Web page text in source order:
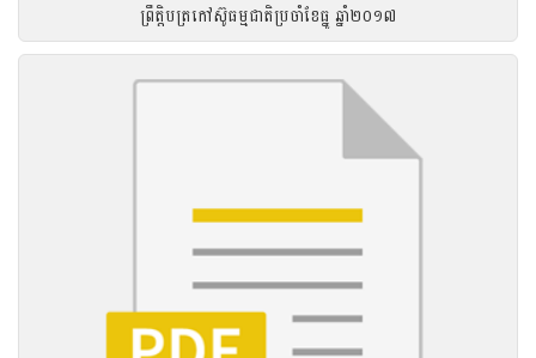
ព្រឹត្តិបត្រកៅស៊ូធម្មជាតិប្រចាំខែធ្នូ ឆ្នាំ២០១៧